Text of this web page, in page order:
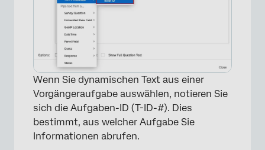
Wenn Sie dynamischen Text aus einer
Vorgängeraufgabe auswählen, notieren Sie
sich die Aufgaben-ID (T-ID-#). Dies
bestimmt, aus welcher Aufgabe Sie
Informationen abrufen.